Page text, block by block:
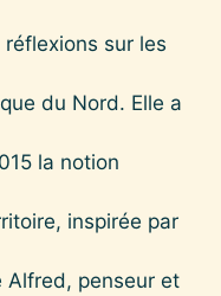
sur les
du Nord. Elle a
la notion
inspirée par
Alfred, penseur et